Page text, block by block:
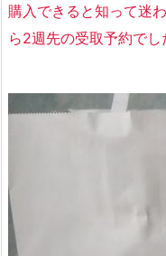
購入できると知って迷
ら2週先の受取予約でし